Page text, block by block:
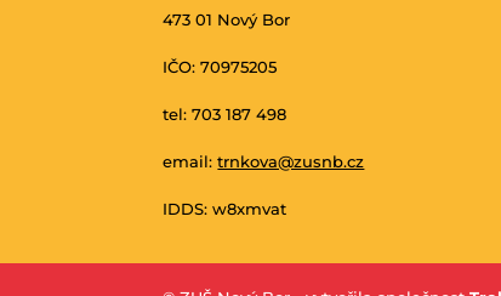
473 01 Nový Bor
IČO: 70975205
tel: 703 187 498
email:trnkova@zusnb.cz
IDDS: w8xmvat